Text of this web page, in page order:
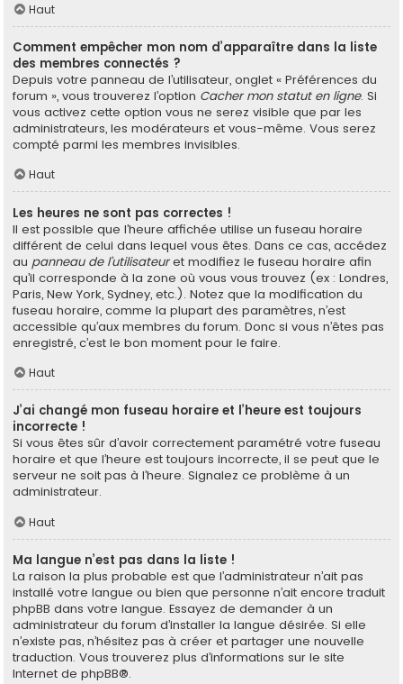
Haut
Comment empêcher mon nom d’apparaître dans la liste
des membres connectés ?
Depuis votre panneau de l’utilisateur, onglet « Préférences du
forum », vous trouverez l’option Cacher mon statut en ligne. Si
vous activez cette option vous ne serez visible que par les
administrateurs, les modérateurs et vous-même. Vous serez
compté parmi les membres invisibles.
Haut
Les heures ne sont pas correctes !
Il est possible que l’heure affichée utilise un fuseau horaire
différent de celui dans lequel vous êtes. Dans ce cas, accédez
au panneau de l’utilisateuret modifiez le fuseau horaire afin
qu’il corresponde à la zone où vous vous trouvez (ex : Londres,
Paris, New York, Sydney, etc.). Notez que la modification du
fuseau horaire, comme la plupart des paramètres, n’est
accessible qu’aux membres du forum. Donc si vous n’êtes pas
enregistré, c’est le bon moment pour le faire.
Haut
J’ai changé mon fuseau horaire et l’heure est toujours
incorrecte !
Si vous êtes sûr d’avoir correctement paramétré votre fuseau
horaire et que l’heure est toujours incorrecte, il se peut que le
serveur ne soit pas à l’heure. Signalez ce problème à un
administrateur.
Haut
Ma langue n’est pas dans la liste !
La raison la plus probable est que l’administrateur n’ait pas
installé votre langue ou bien que personne n’ait encore traduit
phpBB dans votre langue. Essayez de demander à un
administrateur du forum d’installer la langue désirée. Si elle
n’existe pas, n’hésitez pas à créer et partager une nouvelle
traduction. Vous trouverez plus d’informations sur le site
Internet de phpBB®.